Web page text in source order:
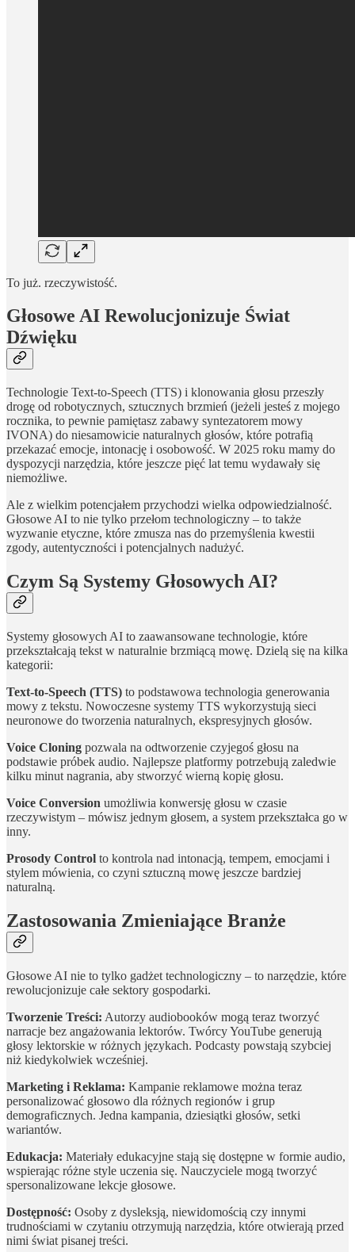
To już. rzeczywistość.
Głosowe AI Rewolucjonizuje Świat
Dźwięku
Technologie Text-to-Speech (TTS) i klonowania głosu przeszły
drogę od robotycznych, sztucznych brzmień (jeżeli jesteś z mojego
rocznika, to pewnie pamiętasz zabawy syntezatorem mowy
IVONA) do niesamowicie naturalnych głosów, które potrafią
przekazać emocje, intonację i osobowość. W 2025 roku mamy do
dyspozycji narzędzia, które jeszcze pięć lat temu wydawały się
niemożliwe.
Ale z wielkim potencjałem przychodzi wielka odpowiedzialność.
Głosowe AI to nie tylko przełom technologiczny – to także
wyzwanie etyczne, które zmusza nas do przemyślenia kwestii
zgody, autentyczności i potencjalnych nadużyć.
Czym Są Systemy Głosowych AI?
Systemy głosowych AI to zaawansowane technologie, które
przekształcają tekst w naturalnie brzmiącą mowę. Dzielą się na kilka
kategorii:
Text-to-Speech (TTS) to podstawowa technologia generowania
mowy z tekstu. Nowoczesne systemy TTS wykorzystują sieci
neuronowe do tworzenia naturalnych, ekspresyjnych głosów.
Voice Cloning pozwala na odtworzenie czyjegoś głosu na
podstawie próbek audio. Najlepsze platformy potrzebują zaledwie
kilku minut nagrania, aby stworzyć wierną kopię głosu.
Voice Conversion umożliwia konwersję głosu w czasie
rzeczywistym – mówisz jednym głosem, a system przekształca go w
inny.
Prosody Control to kontrola nad intonacją, tempem, emocjami i
stylem mówienia, co czyni sztuczną mowę jeszcze bardziej
naturalną.
Zastosowania Zmieniające Branże
Głosowe AI nie to tylko gadżet technologiczny – to narzędzie, które
rewolucjonizuje całe sektory gospodarki.
Tworzenie Treści: Autorzy audiobooków mogą teraz tworzyć
narracje bez angażowania lektorów. Twórcy YouTube generują
głosy lektorskie w różnych językach. Podcasty powstają szybciej
niż kiedykolwiek wcześniej.
Marketing i Reklama: Kampanie reklamowe można teraz
personalizować głosowo dla różnych regionów i grup
demograficznych. Jedna kampania, dziesiątki głosów, setki
wariantów.
Edukacja: Materiały edukacyjne stają się dostępne w formie audio,
wspierając różne style uczenia się. Nauczyciele mogą tworzyć
spersonalizowane lekcje głosowe.
Dostępność: Osoby z dysleksją, niewidomością czy innymi
trudnościami w czytaniu otrzymują narzędzia, które otwierają przed
nimi świat pisanej treści.